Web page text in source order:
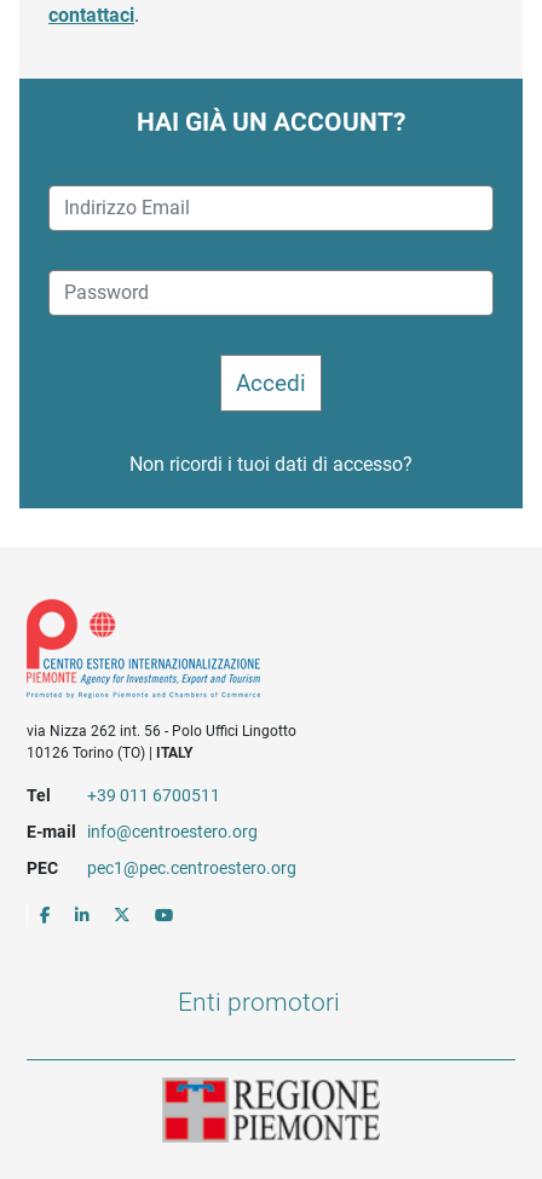
contattaci.
HAI GIÀ UN ACCOUNT?
Non ricordi i tuoi dati di accesso?
via Nizza 262 int. 56 - Polo Uffici Lingotto
10126 Torino (TO) |ITALY
Tel
+39 011 6700511
E-mail
info@centroestero.org
PEC
pec1@pec.centroestero.org
Enti promotori